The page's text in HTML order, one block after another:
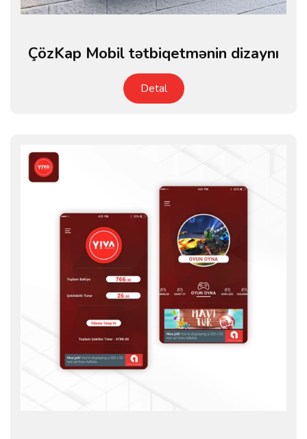
ÇözKap Mobil tətbiqetmənin dizaynı
Detal